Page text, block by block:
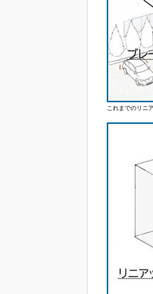
これまでのリニ